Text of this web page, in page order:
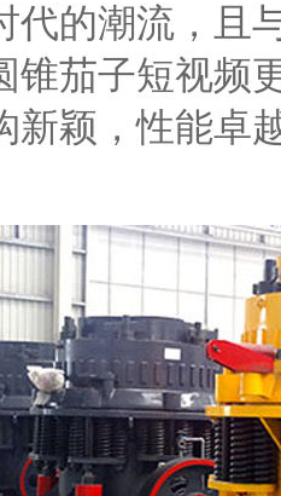
代的潮流，且
锥茄子短视频
新颖，性能卓